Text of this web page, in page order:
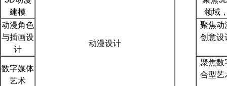
建模
动漫设计
领域
动漫角色
与插画设
计
聚焦动
创意设
数字媒体
艺术
聚焦数
合型艺